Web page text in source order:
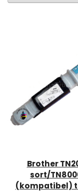
Brother
sort/
(kompatibel)